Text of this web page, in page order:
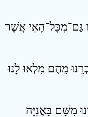
גַּם־מִכָּל־הָאִי אֲשֶׁר
מֵהֶם מִלְאוּ לָנוּ
מִשָּׁם בָּאֳנִיָּה